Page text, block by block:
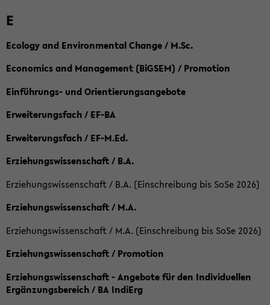
E
Ecology and Environmental Change / M.Sc.
Economics and Management (BiGSEM) / Promotion
Einführungs- und Orientierungsangebote
Erweiterungsfach / EF-BA
Erweiterungsfach / EF-M.Ed.
Erziehungswissenschaft / B.A.
Erziehungswissenschaft / B.A. (Einschreibung bis SoSe 2026)
Erziehungswissenschaft / M.A.
Erziehungswissenschaft / M.A. (Einschreibung bis SoSe 2026)
Erziehungswissenschaft / Promotion
Erziehungswissenschaft - Angebote für den Individuellen
Ergänzungsbereich / BA IndiErg